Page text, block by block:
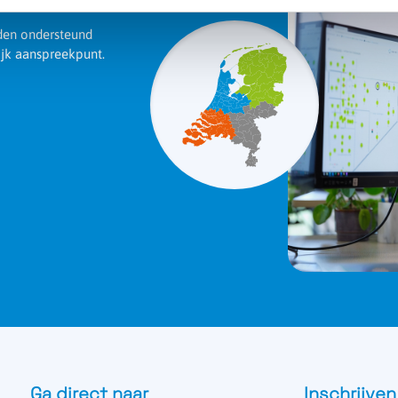
ondersteund
aanspreekpunt.
Ga direct naar